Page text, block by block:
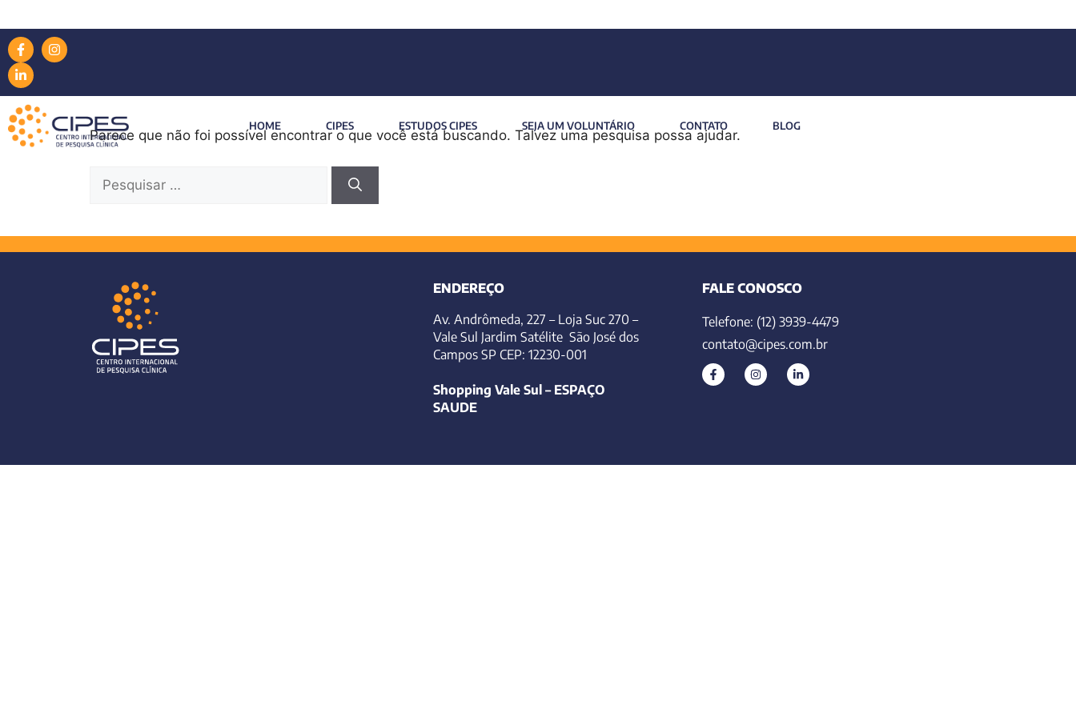
HOME CIPES ESTUDOS CIPES SEJA UM VOLUNTÁRIO CONTATO BLOG
Parece que não foi possível encontrar o que você está buscando. Talvez uma pesquisa possa ajudar.
ENDEREÇO
Av. Andrômeda, 227 – Loja Suc 270 –
Vale Sul Jardim Satélite São José dos
Campos SP CEP: 12230-001
Shopping Vale Sul – ESPAÇO
SAUDE
FALE CONOSCO
Telefone: (12) 3939-4479
contato@cipes.com.br